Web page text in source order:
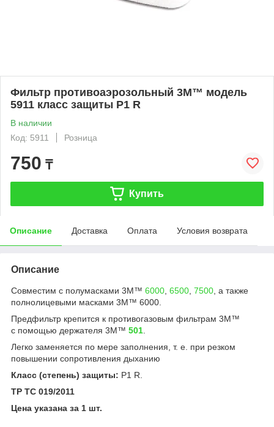
Фильтр противоаэрозольный 3М™ модель
5911 класс защиты P1 R
В наличии
Код: 5911
Розница
750 ₸
Купить
Описание Доставка Оплата Условия возврата
Описание
Совместим с полумасками 3M™ 6000 6500 7500 , а также
полнолицевыми масками 3M™ 6000.
Предфильтр крепится к противогазовым фильтрам 3M™
с помощью держателя 3М™ 501
Легко заменяется по мере заполнения, т. е. при резком
повышении сопротивления дыханию
Класс (степень) защиты: Р1 R.
ТР ТС 019/2011
Цена указана за 1 шт.